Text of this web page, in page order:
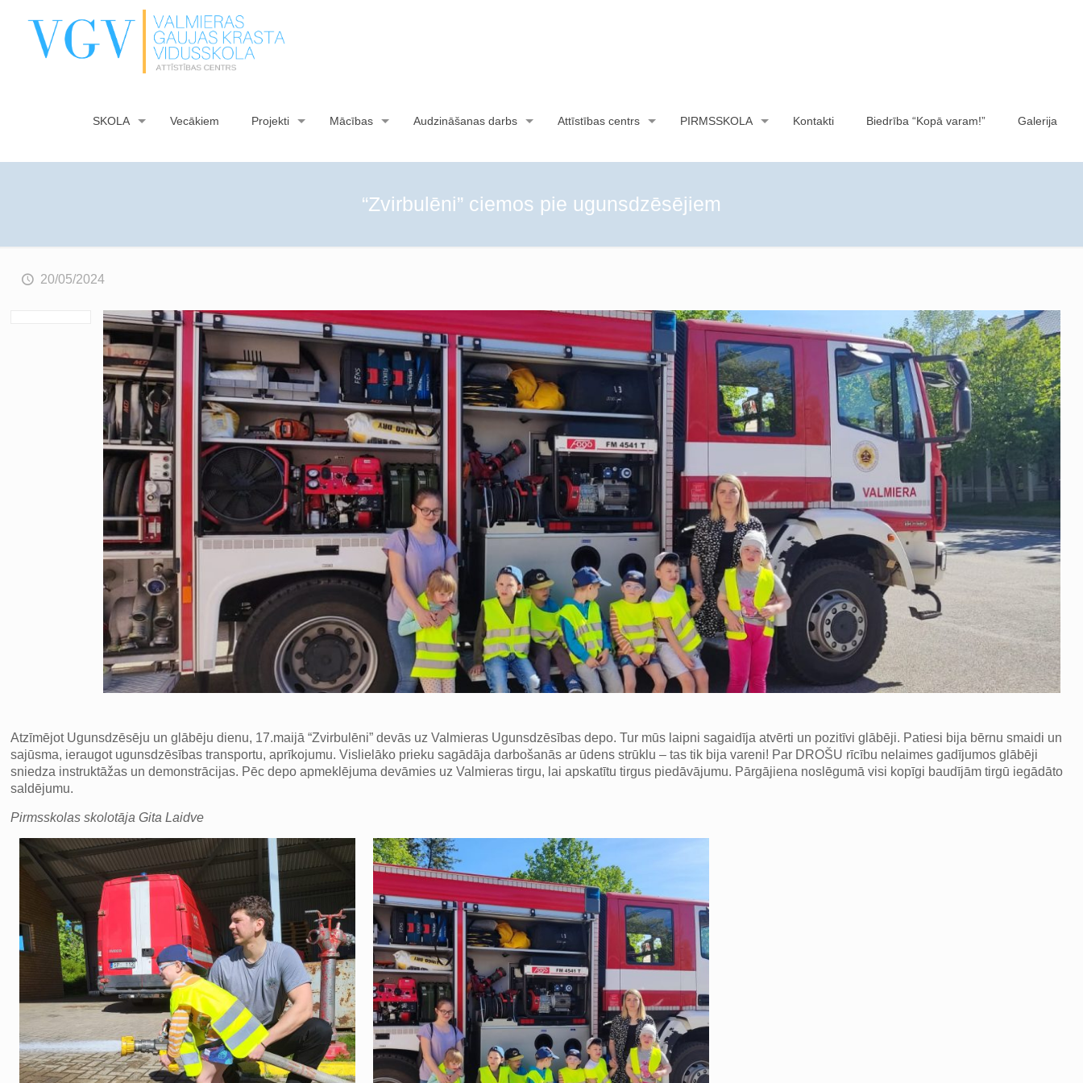
SKOLA Vecākiem Projekti Mācības Audzināšanas darbs Attīstības centrs PIRMSSKOLA Kontakti Biedrība “Kopā varam!” Galerija
“Zvirbulēni” ciemos pie ugunsdzēsējiem
20/05/2024
Atzīmējot Ugunsdzēsēju un glābēju dienu, 17.maijā “Zvirbulēni” devās uz Valmieras Ugunsdzēsības depo. Tur mūs laipni sagaidīja atvērti un pozitīvi glābēji. Patiesi bija bērnu smaidi un
sajūsma, ieraugot ugunsdzēsības transportu, aprīkojumu. Vislielāko prieku sagādāja darbošanās ar ūdens strūklu – tas tik bija vareni! Par DROŠU rīcību nelaimes gadījumos glābēji
sniedza instruktāžas un demonstrācijas. Pēc depo apmeklējuma devāmies uz Valmieras tirgu, lai apskatītu tirgus piedāvājumu. Pārgājiena noslēgumā visi kopīgi baudījām tirgū iegādāto
saldējumu.
Pirmsskolas skolotāja Gita Laidve